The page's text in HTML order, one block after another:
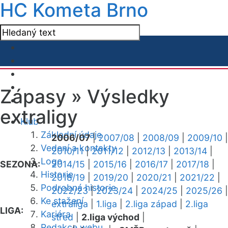
HC Kometa Brno
Klub
Základní údaje
Vedení a kontakty
Logo
Historie
Podrobná historie
Ke stažení
Kariéra
Zápasy » Výsledky
extraligy
SEZONA:
2006/07|2007/08 2008/09 2009/10
2010/11|2011/12 2012/13 2013/14
2014/15
2015/16 2016/17 2017/18
2018/19
2019/20 2020/21 2021/22
2022/23|2023/24 2024/25 2025/26
LIGA:
extraliga 1.liga 2.liga západ
2.liga
střed
2.liga východ